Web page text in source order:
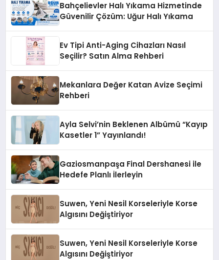
Bahçelievler Halı Yıkama Hizmetinde
Güvenilir Çözüm: Uğur Halı Yıkama
Ev Tipi Anti-Aging Cihazları Nasıl
Seçilir? Satın Alma Rehberi
Mekanlara Değer Katan Avize Seçimi
Rehberi
Ayla Selvi’nin Beklenen Albümü “Kayıp
Kasetler 1” Yayınlandı!
Gaziosmanpaşa Final Dershanesi ile
Hedefe Planlı İlerleyin
Suwen, Yeni Nesil Korseleriyle Korse
Algısını Değiştiriyor
Suwen, Yeni Nesil Korseleriyle Korse
Algısını Değiştiriyor